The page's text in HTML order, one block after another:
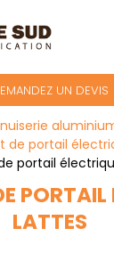
UN DEVIS
de portail
portail
PORTAIL
LATTES